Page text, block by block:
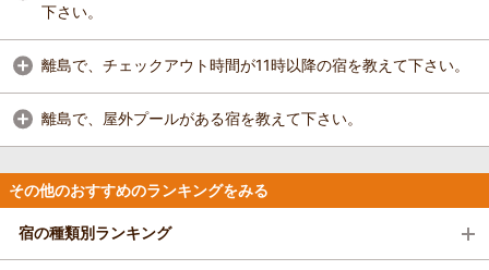
下さい。
離島で、チェックアウト時間が11時以降の宿を教えて下さい。
離島で、屋外プールがある宿を教えて下さい。
その他のおすすめのランキングをみる
宿の種類別ランキング